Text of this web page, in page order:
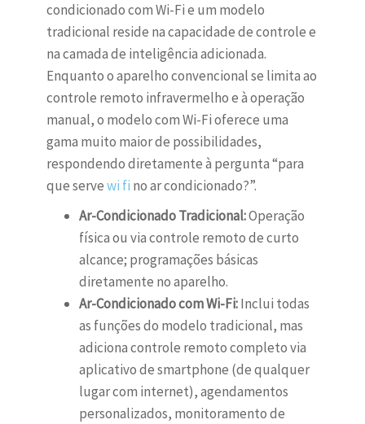
condicionado com Wi-Fi e um modelo
tradicional reside na capacidade de controle e
na camada de inteligência adicionada.
Enquanto o aparelho convencional se limita ao
controle remoto infravermelho e à operação
manual, o modelo com Wi-Fi oferece uma
gama muito maior de possibilidades,
respondendo diretamente à pergunta “para
que servewi fi no ar condicionado?”.
Ar-Condicionado Tradicional:Operação
física ou via controle remoto de curto
alcance; programações básicas
diretamente no aparelho.
Ar-Condicionado com Wi-Fi:Inclui todas
as funções do modelo tradicional, mas
adiciona controle remoto completo via
aplicativo de smartphone (de qualquer
lugar com internet), agendamentos
personalizados, monitoramento de